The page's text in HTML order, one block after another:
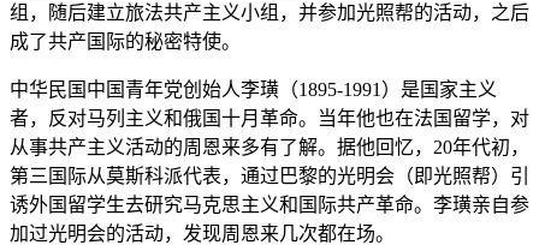
组，随后建立旅法共产主义小组，并参加光照帮的活动，之后
成了共产国际的秘密特使。
中华民国中国青年党创始人李璜（1895-1991）是国家主义
者，反对马列主义和俄国十月革命。当年他也在法国留学，对
从事共产主义活动的周恩来多有了解。据他回忆，20年代初，
第三国际从莫斯科派代表，通过巴黎的光明会（即光照帮）引
诱外国留学生去研究马克思主义和国际共产革命。李璜亲自参
加过光明会的活动，发现周恩来几次都在场。